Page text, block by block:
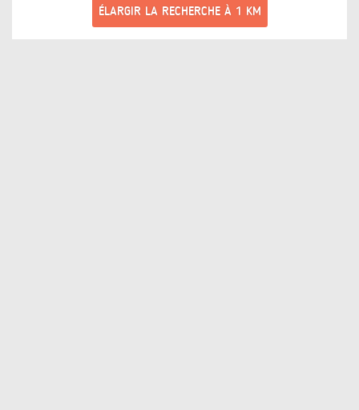
ÉLARGIR LA RECHERCHE À 1 KM